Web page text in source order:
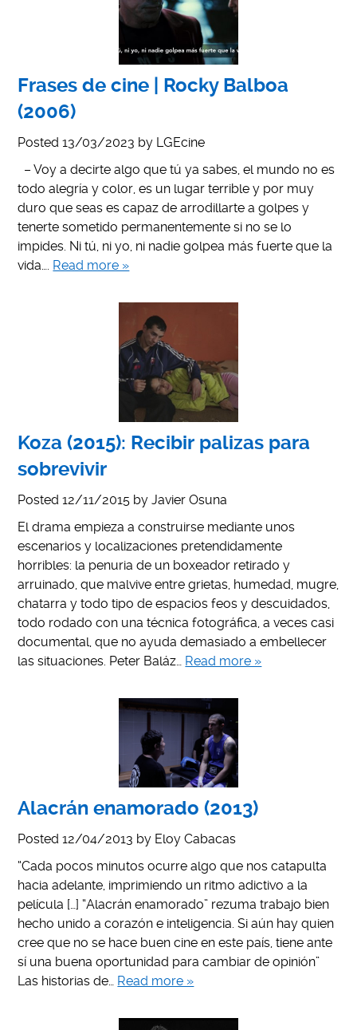
Frases de cine | Rocky Balboa
(2006)
Posted13/03/2023 by LGEcine
– Voy a decirte algo que tú ya sabes, el mundo no es
todo alegría y color, es un lugar terrible y por muy
duro que seas es capaz de arrodillarte a golpes y
tenerte sometido permanentemente si no se lo
impides. Ni tú, ni yo, ni nadie golpea más fuerte que la
vida…. Read more »
Koza (2015): Recibir palizas para
sobrevivir
Posted12/11/2015 byJavier Osuna
El drama empieza a construirse mediante unos
escenarios y localizaciones pretendidamente
horribles: la penuria de un boxeador retirado y
arruinado, que malvive entre grietas, humedad, mugre,
chatarra y todo tipo de espacios feos y descuidados,
todo rodado con una técnica fotográfica, a veces casi
documental, que no ayuda demasiado a embellecer
las situaciones. Peter Baláz… Read more »
Alacrán enamorado (2013)
Posted12/04/2013 by Eloy Cabacas
“Cada pocos minutos ocurre algo que nos catapulta
hacia adelante, imprimiendo un ritmo adictivo a la
película […] “Alacrán enamorado” rezuma trabajo bien
hecho unido a corazón e inteligencia. Si aún hay quien
cree que no se hace buen cine en este país, tiene ante
sí una buena oportunidad para cambiar de opinión”
Las historias de… Read more »